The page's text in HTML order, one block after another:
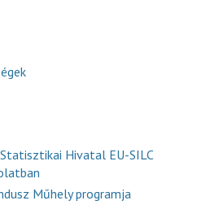
Hivatal EU-SILC
Műhely programja